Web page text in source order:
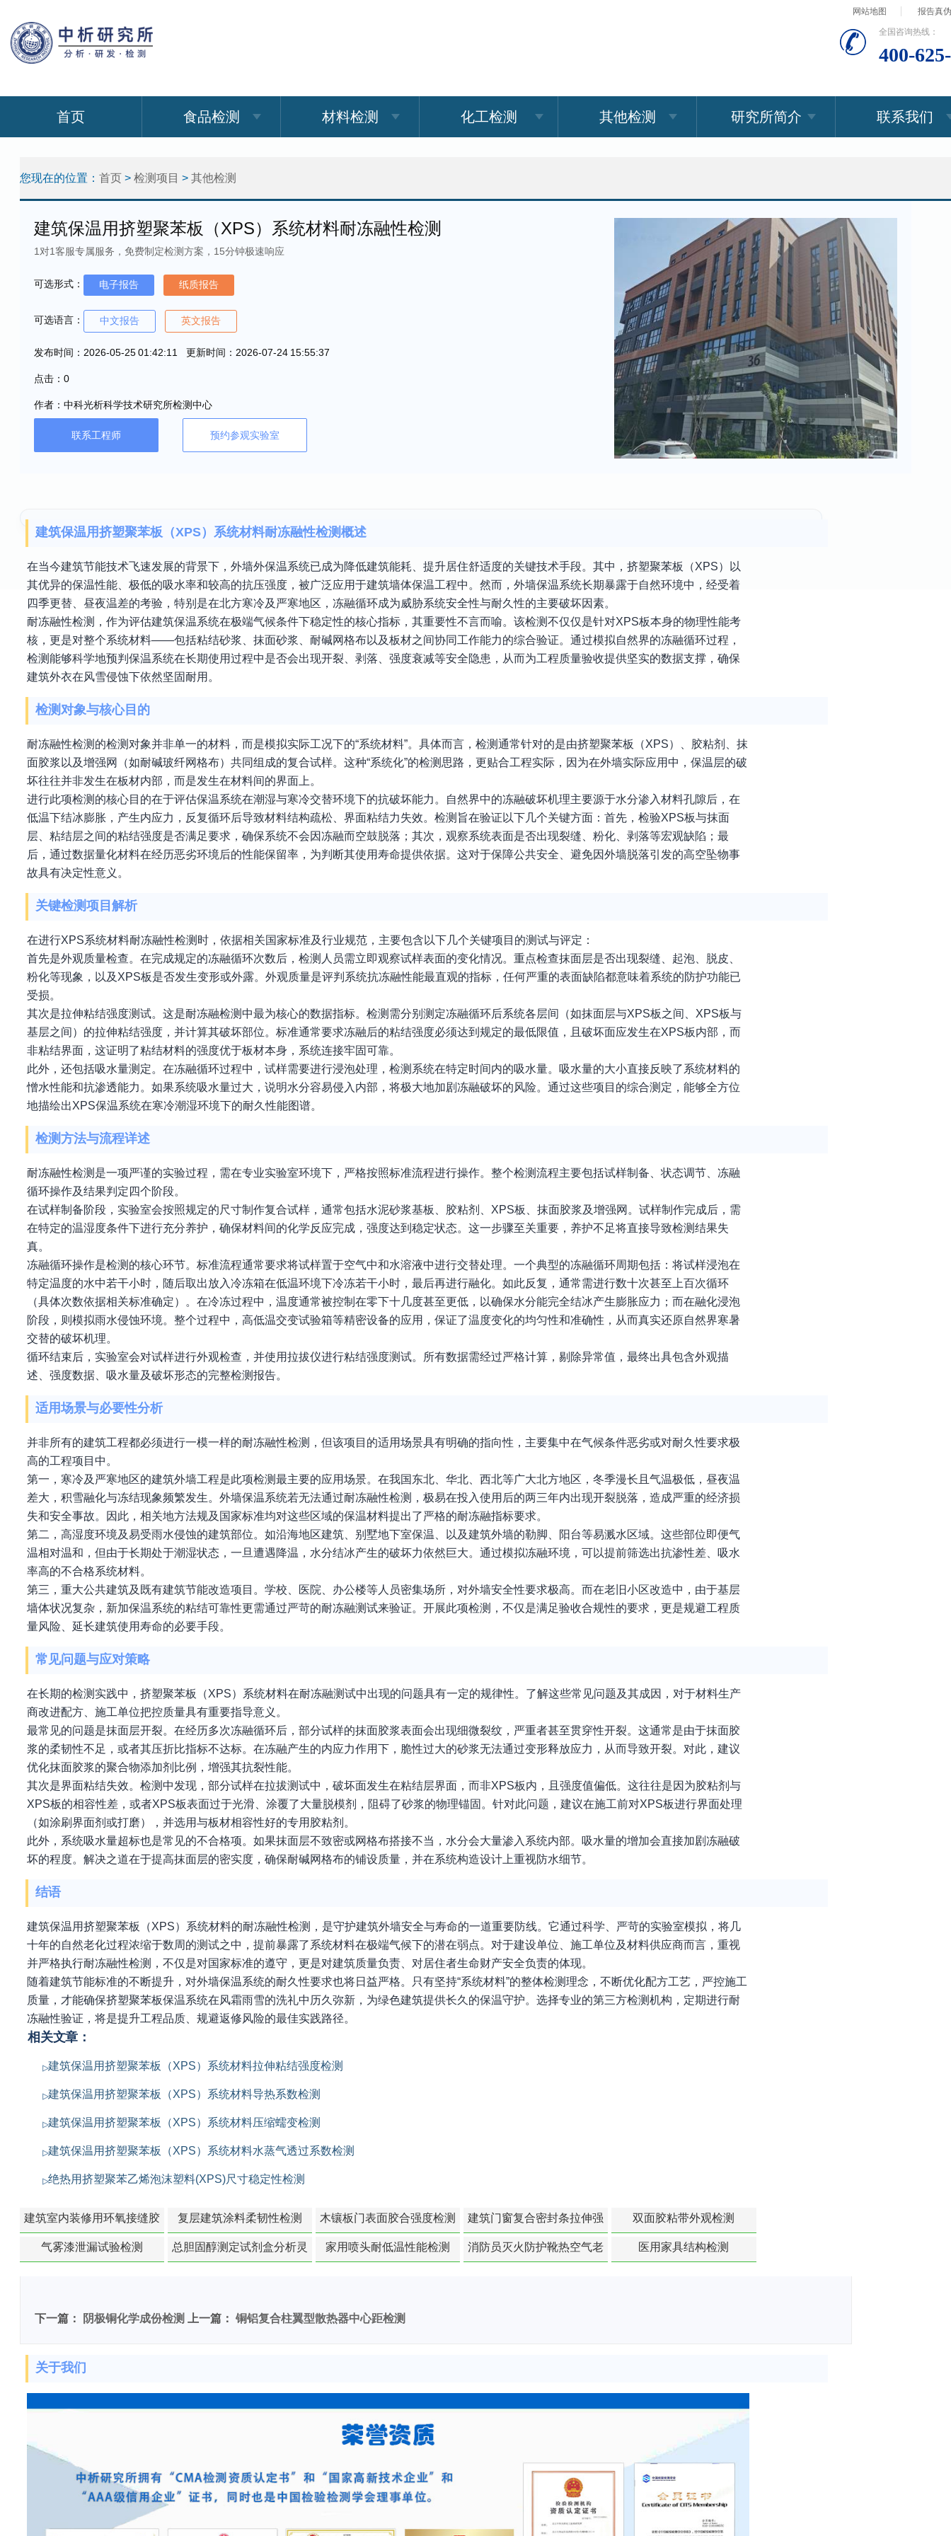
网站地图 报告真
全国咨询热线：
400-
首页 食品检测 材料检测 化工检测 其他检测 研究所简介 联系我们
您现在的位置： 首页 > 检测项目 > 其他检测
建筑保温用挤塑聚苯板（XPS）系统材料耐冻融性检测
1对1客服专属服务，免费制定检测方案，15分钟极速响应
可选形式： 电子报告 纸质报告
可选语言： 中文报告 英文报告
发布时间：2026-05-25 01:42:11 更新时间：2026-07-24 15:55:37
点击：0
作者：中科光析科学技术研究所检测中心
联系工程师 预约参观实验室
建筑保温用挤塑聚苯板（XPS）系统材料耐冻融性检测概述
在当今建筑节能技术飞速发展的背景下，外墙外保温系统已成为降低建筑能耗、提升居住舒适度的关键技术手段。其中，挤塑聚苯板（XPS）以
其优异的保温性能、极低的吸水率和较高的抗压强度，被广泛应用于建筑墙体保温工程中。然而，外墙保温系统长期暴露于自然环境中，经受着
四季更替、昼夜温差的考验，特别是在北方寒冷及严寒地区，冻融循环成为威胁系统安全性与耐久性的主要破坏因素。
耐冻融性检测，作为评估建筑保温系统在极端气候条件下稳定性的核心指标，其重要性不言而喻。该检测不仅仅是针对XPS板本身的物理性能考
核，更是对整个系统材料——包括粘结砂浆、抹面砂浆、耐碱网格布以及板材之间协同工作能力的综合验证。通过模拟自然界的冻融循环过程，
检测能够科学地预判保温系统在长期使用过程中是否会出现开裂、剥落、强度衰减等安全隐患，从而为工程质量验收提供坚实的数据支撑，确保
建筑外衣在风雪侵蚀下依然坚固耐用。
检测对象与核心目的
耐冻融性检测的检测对象并非单一的材料，而是模拟实际工况下的“系统材料”。具体而言，检测通常针对的是由挤塑聚苯板（XPS）、胶粘剂、抹
面胶浆以及增强网（如耐碱玻纤网格布）共同组成的复合试样。这种“系统化”的检测思路，更贴合工程实际，因为在外墙实际应用中，保温层的破
坏往往并非发生在板材内部，而是发生在材料间的界面上。
进行此项检测的核心目的在于评估保温系统在潮湿与寒冷交替环境下的抗破坏能力。自然界中的冻融破坏机理主要源于水分渗入材料孔隙后，在
低温下结冰膨胀，产生内应力，反复循环后导致材料结构疏松、界面粘结力失效。检测旨在验证以下几个关键方面：首先，检验XPS板与抹面
层、粘结层之间的粘结强度是否满足要求，确保系统不会因冻融而空鼓脱落；其次，观察系统表面是否出现裂缝、粉化、剥落等宏观缺陷；最
后，通过数据量化材料在经历恶劣环境后的性能保留率，为判断其使用寿命提供依据。这对于保障公共安全、避免因外墙脱落引发的高空坠物事
故具有决定性意义。
关键检测项目解析
在进行XPS系统材料耐冻融性检测时，依据相关国家标准及行业规范，主要包含以下几个关键项目的测试与评定：
首先是外观质量检查。在完成规定的冻融循环次数后，检测人员需立即观察试样表面的变化情况。重点检查抹面层是否出现裂缝、起泡、脱皮、
粉化等现象，以及XPS板是否发生变形或外露。外观质量是评判系统抗冻融性能最直观的指标，任何严重的表面缺陷都意味着系统的防护功能已
受损。
其次是拉伸粘结强度测试。这是耐冻融检测中最为核心的数据指标。检测需分别测定冻融循环后系统各层间（如抹面层与XPS板之间、XPS板与
基层之间）的拉伸粘结强度，并计算其破坏部位。标准通常要求冻融后的粘结强度必须达到规定的最低限值，且破坏面应发生在XPS板内部，而
非粘结界面，这证明了粘结材料的强度优于板材本身，系统连接牢固可靠。
此外，还包括吸水量测定。在冻融循环过程中，试样需要进行浸泡处理，检测系统在特定时间内的吸水量。吸水量的大小直接反映了系统材料的
憎水性能和抗渗透能力。如果系统吸水量过大，说明水分容易侵入内部，将极大地加剧冻融破坏的风险。通过这些项目的综合测定，能够全方位
地描绘出XPS保温系统在寒冷潮湿环境下的耐久性能图谱。
检测方法与流程详述
耐冻融性检测是一项严谨的实验过程，需在专业实验室环境下，严格按照标准流程进行操作。整个检测流程主要包括试样制备、状态调节、冻融
循环操作及结果判定四个阶段。
在试样制备阶段，实验室会按照规定的尺寸制作复合试样，通常包括水泥砂浆基板、胶粘剂、XPS板、抹面胶浆及增强网。试样制作完成后，需
在特定的温湿度条件下进行充分养护，确保材料间的化学反应完成，强度达到稳定状态。这一步骤至关重要，养护不足将直接导致检测结果失
真。
冻融循环操作是检测的核心环节。标准流程通常要求将试样置于空气中和水溶液中进行交替处理。一个典型的冻融循环周期包括：将试样浸泡在
特定温度的水中若干小时，随后取出放入冷冻箱在低温环境下冷冻若干小时，最后再进行融化。如此反复，通常需进行数十次甚至上百次循环
（具体次数依据相关标准确定）。在冷冻过程中，温度通常被控制在零下十几度甚至更低，以确保水分能完全结冰产生膨胀应力；而在融化浸泡
阶段，则模拟雨水侵蚀环境。整个过程中，高低温交变试验箱等精密设备的应用，保证了温度变化的均匀性和准确性，从而真实还原自然界寒暑
交替的破坏机理。
循环结束后，实验室会对试样进行外观检查，并使用拉拔仪进行粘结强度测试。所有数据需经过严格计算，剔除异常值，最终出具包含外观描
述、强度数据、吸水量及破坏形态的完整检测报告。
适用场景与必要性分析
并非所有的建筑工程都必须进行一模一样的耐冻融性检测，但该项目的适用场景具有明确的指向性，主要集中在气候条件恶劣或对耐久性要求极
高的工程项目中。
第一，寒冷及严寒地区的建筑外墙工程是此项检测最主要的应用场景。在我国东北、华北、西北等广大北方地区，冬季漫长且气温极低，昼夜温
差大，积雪融化与冻结现象频繁发生。外墙保温系统若无法通过耐冻融性检测，极易在投入使用后的两三年内出现开裂脱落，造成严重的经济损
失和安全事故。因此，相关地方法规及国家标准均对这些区域的保温材料提出了严格的耐冻融指标要求。
第二，高湿度环境及易受雨水侵蚀的建筑部位。如沿海地区建筑、别墅地下室保温、以及建筑外墙的勒脚、阳台等易溅水区域。这些部位即便气
温相对温和，但由于长期处于潮湿状态，一旦遭遇降温，水分结冰产生的破坏力依然巨大。通过模拟冻融环境，可以提前筛选出抗渗性差、吸水
率高的不合格系统材料。
第三，重大公共建筑及既有建筑节能改造项目。学校、医院、办公楼等人员密集场所，对外墙安全性要求极高。而在老旧小区改造中，由于基层
墙体状况复杂，新加保温系统的粘结可靠性更需通过严苛的耐冻融测试来验证。开展此项检测，不仅是满足验收合规性的要求，更是规避工程质
量风险、延长建筑使用寿命的必要手段。
常见问题与应对策略
在长期的检测实践中，挤塑聚苯板（XPS）系统材料在耐冻融测试中出现的问题具有一定的规律性。了解这些常见问题及其成因，对于材料生产
商改进配方、施工单位把控质量具有重要指导意义。
最常见的问题是抹面层开裂。在经历多次冻融循环后，部分试样的抹面胶浆表面会出现细微裂纹，严重者甚至贯穿性开裂。这通常是由于抹面胶
浆的柔韧性不足，或者其压折比指标不达标。在冻融产生的内应力作用下，脆性过大的砂浆无法通过变形释放应力，从而导致开裂。对此，建议
优化抹面胶浆的聚合物添加剂比例，增强其抗裂性能。
其次是界面粘结失效。检测中发现，部分试样在拉拔测试中，破坏面发生在粘结层界面，而非XPS板内，且强度值偏低。这往往是因为胶粘剂与
XPS板的相容性差，或者XPS板表面过于光滑、涂覆了大量脱模剂，阻碍了砂浆的物理锚固。针对此问题，建议在施工前对XPS板进行界面处理
（如涂刷界面剂或打磨），并选用与板材相容性好的专用胶粘剂。
此外，系统吸水量超标也是常见的不合格项。如果抹面层不致密或网格布搭接不当，水分会大量渗入系统内部。吸水量的增加会直接加剧冻融破
坏的程度。解决之道在于提高抹面层的密实度，确保耐碱网格布的铺设质量，并在系统构造设计上重视防水细节。
结语
建筑保温用挤塑聚苯板（XPS）系统材料的耐冻融性检测，是守护建筑外墙安全与寿命的一道重要防线。它通过科学、严苛的实验室模拟，将几
十年的自然老化过程浓缩于数周的测试之中，提前暴露了系统材料在极端气候下的潜在弱点。对于建设单位、施工单位及材料供应商而言，重视
并严格执行耐冻融性检测，不仅是对国家标准的遵守，更是对建筑质量负责、对居住者生命财产安全负责的体现。
随着建筑节能标准的不断提升，对外墙保温系统的耐久性要求也将日益严格。只有坚持“系统材料”的整体检测理念，不断优化配方工艺，严控施工
质量，才能确保挤塑聚苯板保温系统在风霜雨雪的洗礼中历久弥新，为绿色建筑提供长久的保温守护。选择专业的第三方检测机构，定期进行耐
冻融性验证，将是提升工程品质、规避返修风险的最佳实践路径。
相关文章：
建筑保温用挤塑聚苯板（XPS）系统材料拉伸粘结强度检测
建筑保温用挤塑聚苯板（XPS）系统材料导热系数检测
建筑保温用挤塑聚苯板（XPS）系统材料压缩蠕变检测
建筑保温用挤塑聚苯板（XPS）系统材料水蒸气透过系数检测
绝热用挤塑聚苯乙烯泡沫塑料(XPS)尺寸稳定性检测
建筑室内装修用环氧接缝胶
苯含量检测
复层建筑涂料柔韧性检测 木镶板门表面胶合强度检测
建筑门窗复合密封条拉伸强
度-硬质塑料材料检测
双面胶粘带外观检测
气雾漆泄漏试验检测
总胆固醇测定试剂盒分析灵
家用喷头耐低温性能检测
消防员灭火防护靴热空气老
医用家具结构检测
下一篇： 阴极铜化学成份检测 上一篇： 铜铝复合柱翼型散热器中心距检测
关于我们